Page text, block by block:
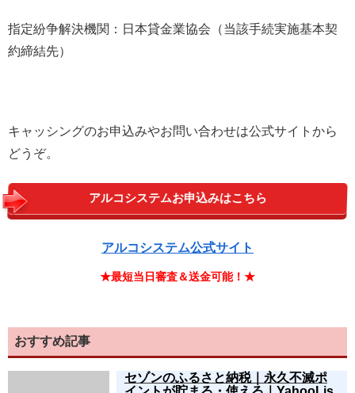
指定紛争解決機関：日本貸金業協会（当該手続実施基本契
約締結先）
キャッシングのお申込みやお問い合わせは公式サイトから
どうぞ。
アルコシステムお申込みはこちら
アルコシステム公式サイト
★最短当日審査＆送金可能！★
おすすめ記事
セゾンのふるさと納税｜永久不滅ポ